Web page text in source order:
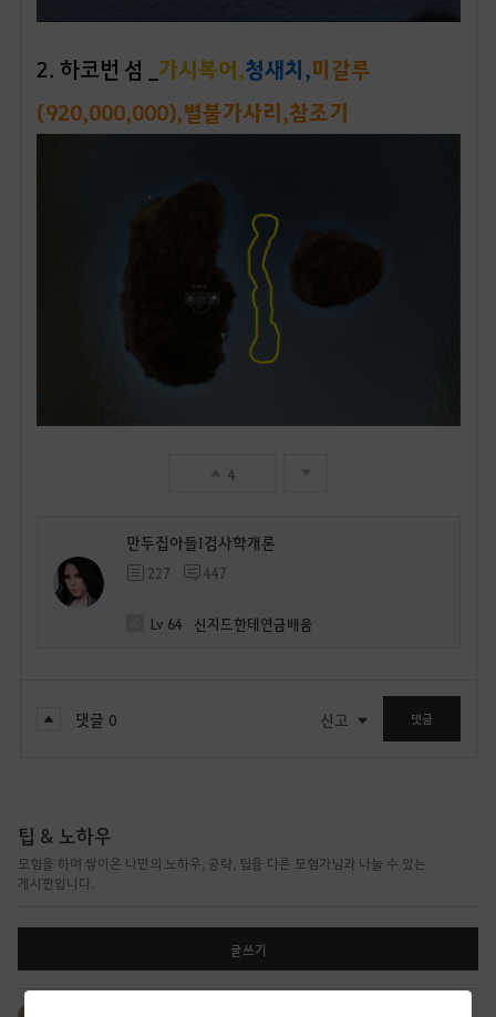
2. 하코번 섬 _ 가시복어,청새치,미갈루
(920,000,000),별불가사리,참조기
4
만두집아들I검사학개론
227 447
Lv 64 신지드한테연금배움
댓글 0 신고 댓글
팁 & 노하우
모험을 하며 쌓아온 나만의 노하우, 공략, 팁을 다른 모험가님과 나눌 수 있는
게시판입니다.
글쓰기